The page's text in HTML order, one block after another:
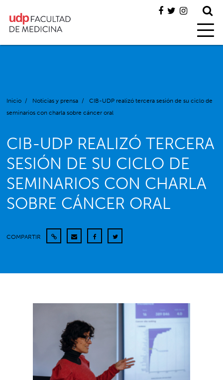
Inicio / Noticias y prensa /
CIB-UDP realizó tercera sesión de su ciclo de
seminarios con charla sobre cáncer oral
CIB-UDP REALIZÓ TERCERA
SESIÓN DE SU CICLO DE
SEMINARIOS CON CHARLA
SOBRE CÁNCER ORAL
COMPARTIR